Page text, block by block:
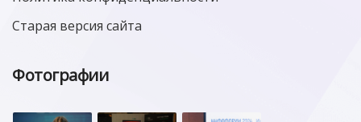
Старая версия сайта
Фотографии